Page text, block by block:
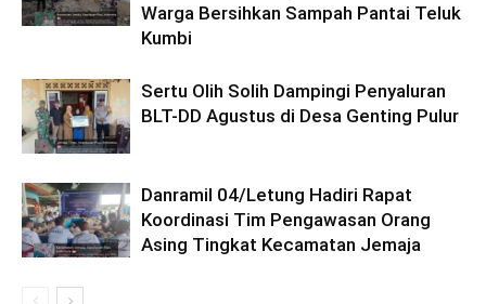
Warga Bersihkan Sampah Pantai Teluk
Kumbi
Sertu Olih Solih Dampingi Penyaluran
BLT-DD Agustus di Desa Genting Pulur
Danramil 04/Letung Hadiri Rapat
Koordinasi Tim Pengawasan Orang
Asing Tingkat Kecamatan Jemaja